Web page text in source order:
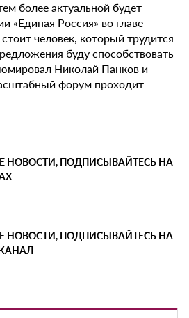
более актуальной будет
«Единая Россия» во главе
человек, который трудится
буду способствовать
Николай Панков и
форум проходит
НОВОСТИ, ПОДПИСЫВАЙТЕСЬ НА
НОВОСТИ, ПОДПИСЫВАЙТЕСЬ НА